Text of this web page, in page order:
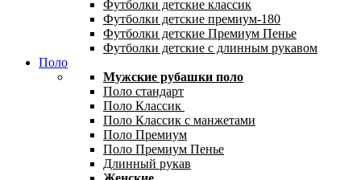
Футболки детские классик
Футболки детские премиум-180
Футболки детские Премиум Пенье
Футболки детские с длинным рукавом
Поло
Мужские рубашки поло
Поло стандарт
Поло Классик
Поло Классик с манжетами
Поло Премиум
Поло Премиум Пенье
Длинный рукав